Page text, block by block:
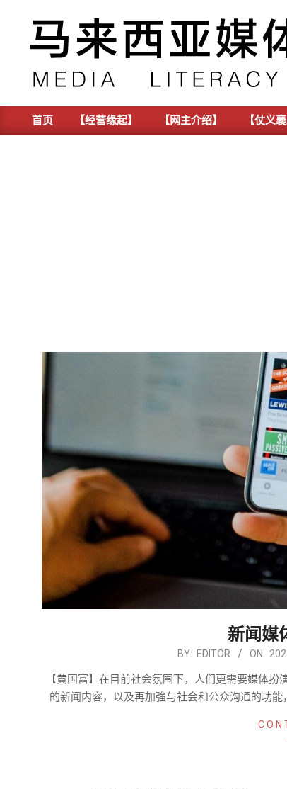
content
Primary
首页 【经营缘起】 【网主介绍】 【仗义襄
新闻媒
04-
17
BY: EDITOR ON:
【黄国富】在目前社会氛围下，人们更需要媒体
的新闻内容，以及再加強与社会和公众沟通的功